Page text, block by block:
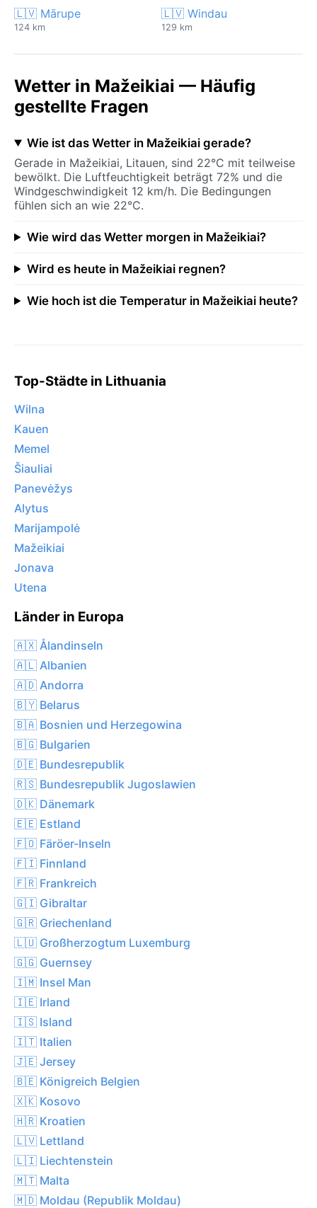
🇱🇻 Mārupe
124 km
🇱🇻 Windau
129 km
Wetter in Mažeikiai — Häufig
gestellte Fragen
Wie ist das Wetter in Mažeikiai gerade?
Gerade in Mažeikiai, Litauen, sind 22°C mit teilweise
bewölkt. Die Luftfeuchtigkeit beträgt 72% und die
Windgeschwindigkeit 12 km/h. Die Bedingungen
fühlen sich an wie 22°C.
Wie wird das Wetter morgen in Mažeikiai?
Wird es heute in Mažeikiai regnen?
Wie hoch ist die Temperatur in Mažeikiai heute?
Top-Städte in Lithuania
Wilna
Kauen
Memel
Šiauliai
Panevėžys
Alytus
Marijampolė
Mažeikiai
Jonava
Utena
Länder in Europa
🇦🇽 Ålandinseln
🇦🇱 Albanien
🇦🇩 Andorra
🇧🇾 Belarus
🇧🇦 Bosnien und Herzegowina
🇧🇬 Bulgarien
🇩🇪 Bundesrepublik
🇷🇸 Bundesrepublik Jugoslawien
🇩🇰 Dänemark
🇪🇪 Estland
🇫🇴 Färöer-Inseln
🇫🇮 Finnland
🇫🇷 Frankreich
🇬🇮 Gibraltar
🇬🇷 Griechenland
🇱🇺 Großherzogtum Luxemburg
🇬🇬 Guernsey
🇮🇲 Insel Man
🇮🇪 Irland
🇮🇸 Island
🇮🇹 Italien
🇯🇪 Jersey
🇧🇪 Königreich Belgien
🇽🇰 Kosovo
🇭🇷 Kroatien
🇱🇻 Lettland
🇱🇮 Liechtenstein
🇲🇹 Malta
🇲🇩 Moldau (Republik Moldau)